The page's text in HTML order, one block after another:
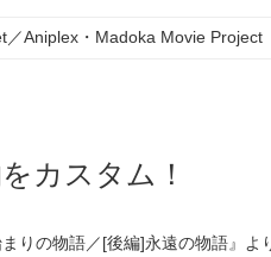
Aniplex・Madoka Movie Project
カスタム！
りの物語／[後編]永遠の物語』